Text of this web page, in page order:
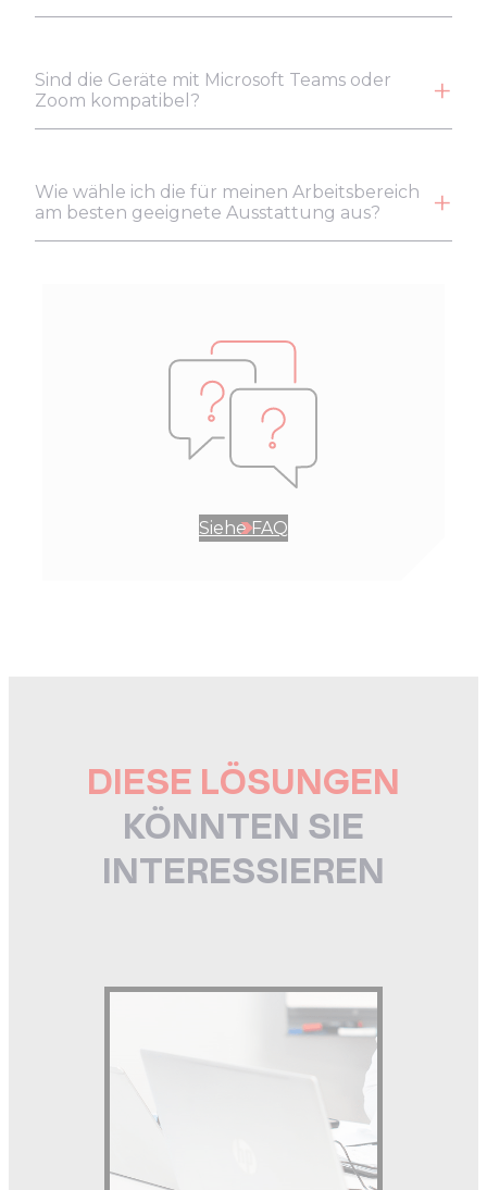
Sind die Geräte mit Microsoft Teams oder
Zoom kompatibel?
Wie wähle ich die für meinen Arbeitsbereich
am besten geeignete Ausstattung aus?
Siehe FAQ
DIESE LÖSUNGEN
KÖNNTEN SIE
INTERESSIEREN